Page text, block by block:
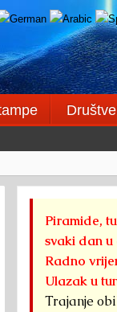
Piramide,
svaki dan u
Radno
Ulazak u
Trajanje